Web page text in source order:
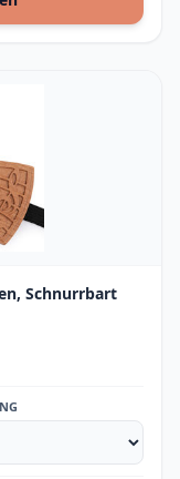
Schnurrbart